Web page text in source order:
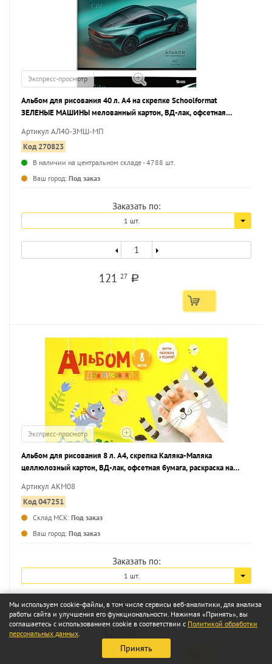
Экспресс-просмотр
Альбом для рисования 40 л. А4 на скрепке Schoolformat
ЗЕЛЕНЫЕ МАШИНЫ мелованный картон, ВД-лак, офсетная
Артикул АЛ40-ЗМШ-МП
Код 270823
В наличии на центральном складе - 4788 шт.
Ваш город: Под заказ
Заказать по:
1 шт.
12127 a
Экспресс-просмотр
Альбом для рисования 8 л. А4, скрепка Каляка-Маляка
целлюлозный картон, ВД-лак, офсетная бумага, раскраска на
Артикул АКМ08
Код 047251
Склад МСК: Под заказ
Ваш город: Под заказ
Заказать по:
1 шт.
Мы используем cookie-файлы, в том числе сервисы веб-аналитики, для анализа
работы сайта и улучшения его функциональности. Нажимая «Принять», вы
соглашаетесь с использованием cookie в соответствии с Политикой обработки
персональных данных.
Принять